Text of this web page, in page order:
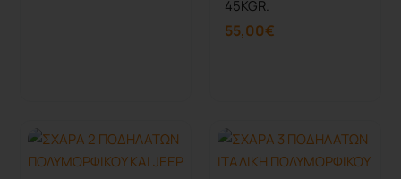
45KGR.
55,00€